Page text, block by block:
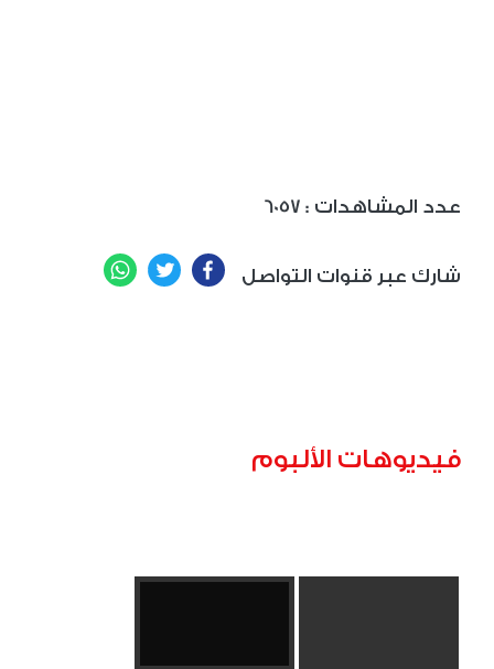
6057 : عدد المشاهدات
شارك عبر قنوات التواصل Facebook
Twitter
فيديوهات الألبوم